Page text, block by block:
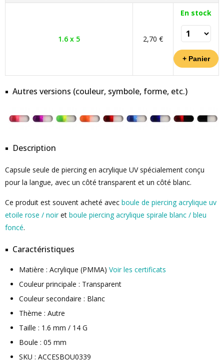
1.6 x 5 2,70 €
En stock
Autres versions (couleur, symbole, forme, etc.)
Description
Capsule seule de piercing en acrylique UV spécialement conçu
pour la langue, avec un côté transparent et un côté blanc.
Ce produit est souvent acheté avec boule de piercing acrylique uv
etoile rose / noiret boule piercing acrylique spirale blanc / bleu
foncé.
Caractéristiques
Matière : Acrylique (PMMA) Voir les certificats
Couleur principale : Transparent
Couleur secondaire : Blanc
Thème : Autre
Taille : 1.6 mm / 14 G
Boule : 05 mm
SKU : ACCESBOU0339